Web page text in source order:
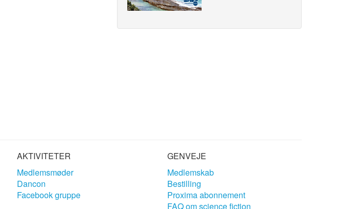
AKTIVITETER
Medlemsmøder
Dancon
Facebook gruppe
GENVEJE
Medlemskab
Bestilling
Proxima abonnement
FAQ om science fiction